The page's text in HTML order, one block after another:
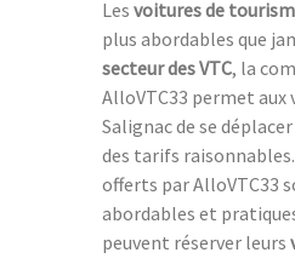
Les voitures de
plus abordables que
secteur des VTC, la
AlloVTC33 permet aux
Salignac de se
des tarifs raisonnables.
offerts par AlloVTC33
abordables et
peuvent réserver leurs